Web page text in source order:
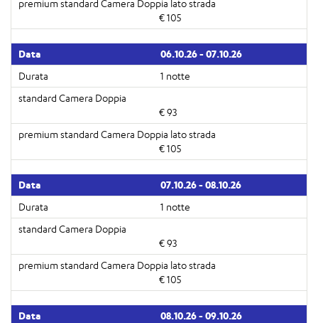
€ 105
06.10.26 - 07.10.26
1 notte
€ 93
€ 105
07.10.26 - 08.10.26
1 notte
€ 93
€ 105
08.10.26 - 09.10.26